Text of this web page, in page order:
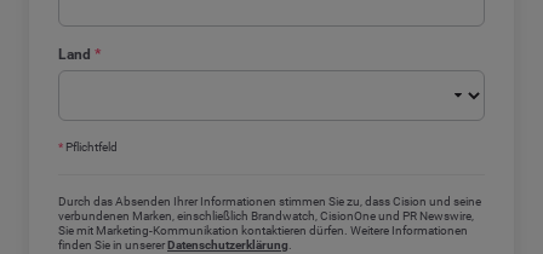
Land *
* Pflichtfeld
Durch das Absenden Ihrer Informationen stimmen Sie zu, dass Cision und seine
verbundenen Marken, einschließlich Brandwatch, CisionOne und PR Newswire,
Sie mit Marketing-Kommunikation kontaktieren dürfen. Weitere Informationen
finden Sie in unsererDatenschutzerklärung